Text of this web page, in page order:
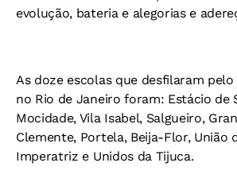
evolução, bateria e alegorias e
As doze escolas que desfilaram pelo
no Rio de Janeiro foram: Estácio de
Mocidade, Vila Isabel, Salgueiro,
Clemente, Portela, Beija-Flor, União
Imperatriz e Unidos da Tijuca.